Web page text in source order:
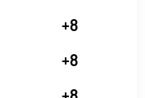
+8
+8